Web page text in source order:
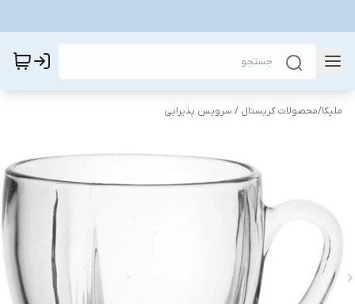
ملیکا/محصولات کریستال / سرویس پذیرایی